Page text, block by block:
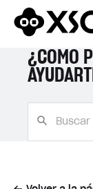
¿CÓMO